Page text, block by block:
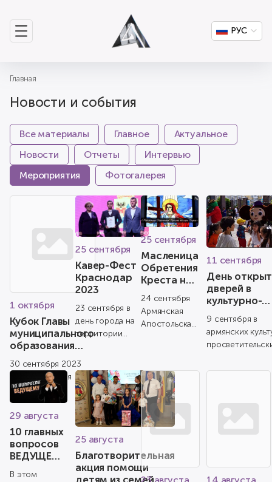
РУС
Главная
Новости и события
Все материалы Главное
Актуальное
Новости
Отчеты
Интервью
Мероприятия
Фотогалерея
1 октября
Кубок Главы
муниципального
образования
город
Краснодар по
шахматам 2023
30 сентября 2023
года состоялся
Кубок Главы
муниципального
образования города
Краснодар по
быстрым ш...
25 сентября
Кавер-Фест
Краснодар
2023
23 сентября в
день города на
территории
Краснодарского
Государственного
Технологического
Университет...
25 сентября
Масленица
Обретения
Креста на
горе Вараг
2023
24 сентября
Армянская
Апостольская
Обретения
креста на
горе Вараг.
«Масле...
11 сентября
День
дверей в
культурно-
центрах
Ованеса
Туманяна
9 сентября в
армянских
Ованеса
29 августа
10 главных
вопросов
ВЕДУЩЕМУ
Арман
В этом
25 августа
Благотворительная
акция помощи